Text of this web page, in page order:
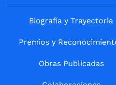
Biografía y Trayectoria
Premios y
Obras Publicadas